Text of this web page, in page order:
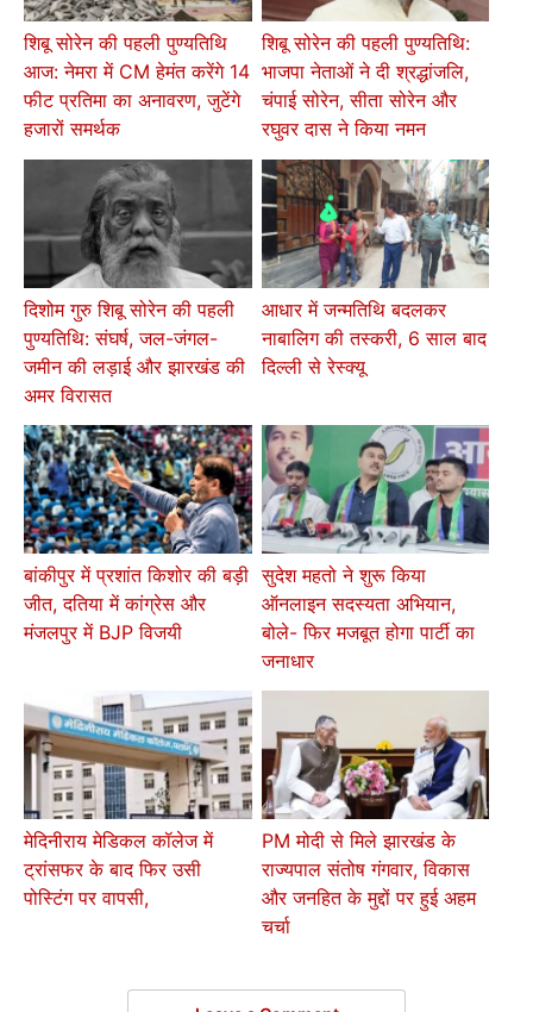
शिबू सोरेन की पहली पुण्यतिथि
आज: नेमरा में CM हेमंत करेंगे 14
फीट प्रतिमा का अनावरण, जुटेंगे
हजारों समर्थक
शिबू सोरेन की पहली पुण्यतिथि:
भाजपा नेताओं ने दी श्रद्धांजलि,
चंपाई सोरेन, सीता सोरेन और
रघुवर दास ने किया नमन
दिशोम गुरु शिबू सोरेन की पहली
पुण्यतिथि: संघर्ष, जल-जंगल-
जमीन की लड़ाई और झारखंड की
अमर विरासत
आधार में जन्मतिथि बदलकर
नाबालिग की तस्करी, 6 साल बाद
दिल्ली से रेस्क्यू
बांकीपुर में प्रशांत किशोर की बड़ी
जीत, दतिया में कांग्रेस और
मंजलपुर में BJP विजयी
सुदेश महतो ने शुरू किया
ऑनलाइन सदस्यता अभियान,
बोले- फिर मजबूत होगा पार्टी का
जनाधार
मेदिनीराय मेडिकल कॉलेज में
ट्रांसफर के बाद फिर उसी
पोस्टिंग पर वापसी,
PM मोदी से मिले झारखंड के
राज्यपाल संतोष गंगवार, विकास
और जनहित के मुद्दों पर हुई अहम
चर्चा